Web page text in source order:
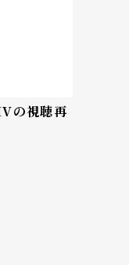
の視聴再